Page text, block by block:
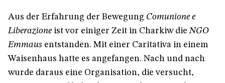
Aus der Erfahrung der Bewegung Comunione e
Liberazioneist vor einiger Zeit in Charkiw dieNGO
Emmaus entstanden. Mit einer Caritativa in einem
Waisenhaus hatte es angefangen. Nach und nach
wurde daraus eine Organisation, die versucht,